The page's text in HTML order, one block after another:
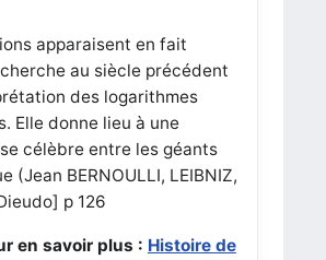
apparaisent en fait
au siècle précédent
des logarithmes
Elle donne lieu à une
célèbre entre les géants
(Jean BERNOULLI, LEIBNIZ,
p 126
en savoir plus : Histoire de